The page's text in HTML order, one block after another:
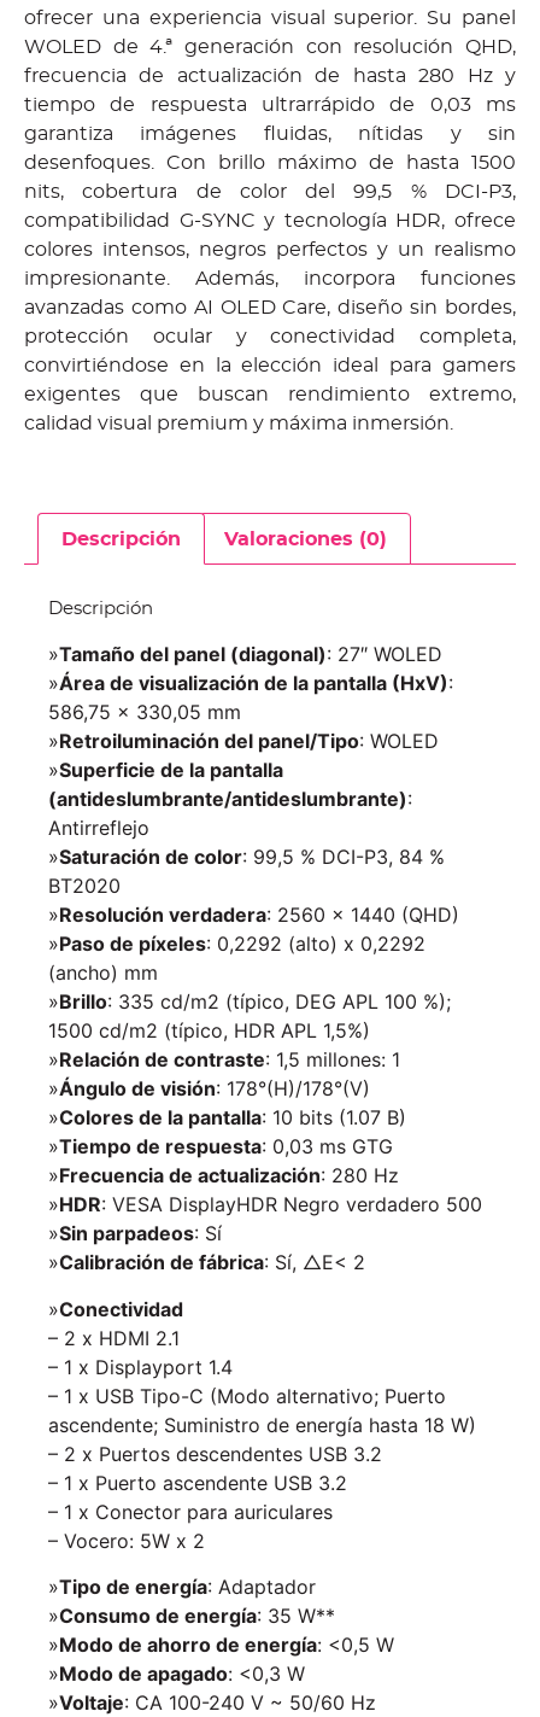
ofrecer una experiencia visual superior. Su panel
WOLED de 4.ª generación con resolución QHD,
frecuencia de actualización de hasta 280 Hz y
tiempo de respuesta ultrarrápido de 0,03 ms
garantiza imágenes fluidas, nítidas y sin
desenfoques. Con brillo máximo de hasta 1500
nits, cobertura de color del 99,5 % DCI-P3,
compatibilidad G-SYNC y tecnología HDR, ofrece
colores intensos, negros perfectos y un realismo
impresionante. Además, incorpora funciones
avanzadas como AI OLED Care, diseño sin bordes,
protección ocular y conectividad completa,
convirtiéndose en la elección ideal para gamers
exigentes que buscan rendimiento extremo,
calidad visual premium y máxima inmersión.
Descripción Valoraciones (0)
Descripción
»Tamaño del panel (diagonal): 27″ WOLED
»Área de visualización de la pantalla (HxV):
586,75 x 330,05 mm
»Retroiluminación del panel/Tipo: WOLED
»Superficie de la pantalla
(antideslumbrante/antideslumbrante):
Antirreflejo
»Saturación de color: 99,5 % DCI-P3, 84 %
BT2020
»Resolución verdadera: 2560 x 1440 (QHD)
»Paso de píxeles: 0,2292 (alto) x 0,2292
(ancho) mm
»Brillo: 335 cd/m2 (típico, DEG APL 100 %);
1500 cd/m2 (típico, HDR APL 1,5%)
»Relación de contraste: 1,5 millones: 1
»Ángulo de visión: 178°(H)/178°(V)
»Colores de la pantalla: 10 bits (1.07 B)
»Tiempo de respuesta: 0,03 ms GTG
»Frecuencia de actualización: 280 Hz
»HDR: VESA DisplayHDR Negro verdadero 500
»Sin parpadeos: Sí
»Calibración de fábrica: Sí, △E< 2
»Conectividad
– 2 x HDMI 2.1
– 1 x Displayport 1.4
– 1 x USB Tipo-C (Modo alternativo; Puerto
ascendente; Suministro de energía hasta 18 W)
– 2 x Puertos descendentes USB 3.2
– 1 x Puerto ascendente USB 3.2
– 1 x Conector para auriculares
– Vocero: 5W x 2
»Tipo de energía: Adaptador
»Consumo de energía: 35 W**
»Modo de ahorro de energía: <0,5 W
»Modo de apagado: <0,3 W
»Voltaje: CA 100-240 V ~ 50/60 Hz